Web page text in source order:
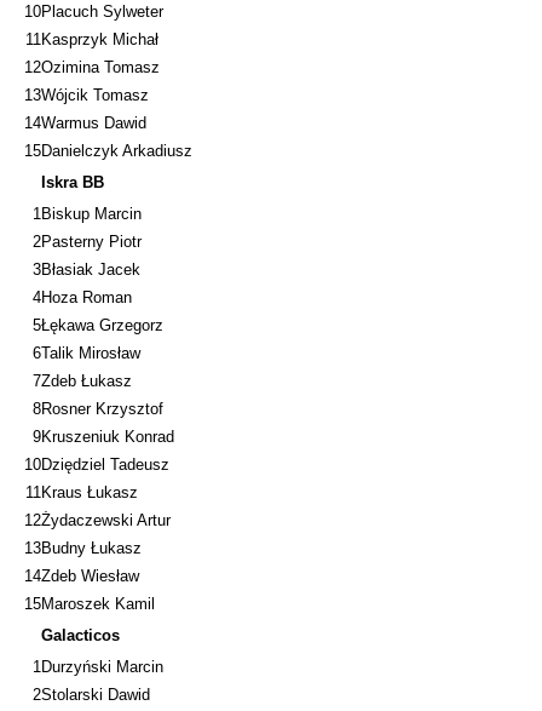
10Placuch Sylweter
11 Kasprzyk Michał
12Ozimina Tomasz
13Wójcik Tomasz
14Warmus Dawid
15Danielczyk Arkadiusz
Iskra BB
1 Biskup Marcin
2Pasterny Piotr
3Błasiak Jacek
4Hoza Roman
5Łękawa Grzegorz
6Talik Mirosław
7Zdeb Łukasz
8Rosner Krzysztof
9Kruszeniuk Konrad
10Dziędziel Tadeusz
11 Kraus Łukasz
12Żydaczewski Artur
13Budny Łukasz
14Zdeb Wiesław
15Maroszek Kamil
Galacticos
1 Durzyński Marcin
2Stolarski Dawid